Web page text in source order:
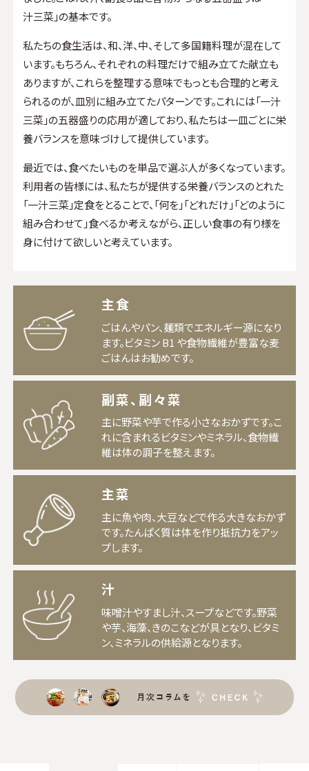
汁三菜」の基本です。
私たちの食生活は、和、洋、中、そして多国籍料理が混在して
います。もちろん、それぞれの料理だけで組み立てた献立も
ありますが、これらを整理する意味でもっとも合理的と考え
られるのが、皿別に組み立てたパターンです。これには「一汁
三菜」の五器盛りの応用が適しており、私たちは一皿ごとに栄
養バランスを意味づけして提供しています。
最近では、食べたいものを単品で選ぶ人が多くなっています。
利用者の皆様には、私たちが提供する栄養バランスのとれた
「一汁三菜」定食をとることで、「何を」「どれだけ」「どのように
組み合わせて」食べるか考えながら、正しい食事の有り様を
身に付けて欲しいと考えています。
主食
ごはんやパン、麺類でエネルギー源になり
ます。ビタミン B1 や食物繊維が豊富な麦
ごはんはお勧めです。
副菜、副々菜
主に野菜や芋で作る小さなおかずです。こ
れに含まれるビタミンやミネラル、食物繊
維は体の調子を整えます。
主菜
主に魚や肉、大豆などで作る大きなおかず
です。たんぱく質は体を作り抵抗力をアッ
プします。
汁
味噌汁やすまし汁、スープなどです。野菜
や芋、海藻、きのこなどが具となり、ビタミ
ン、ミネラルの供給源となります。